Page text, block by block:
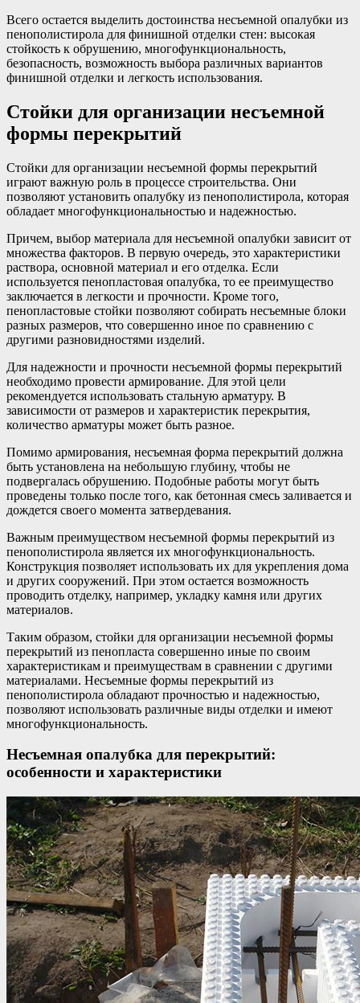
Всего остается выделить достоинства несъемной опалубки из
пенополистирола для финишной отделки стен: высокая
стойкость к обрушению, многофункциональность,
безопасность, возможность выбора различных вариантов
финишной отделки и легкость использования.
Стойки для организации несъемной
формы перекрытий
Стойки для организации несъемной формы перекрытий
играют важную роль в процессе строительства. Они
позволяют установить опалубку из пенополистирола, которая
обладает многофункциональностью и надежностью.
Причем, выбор материала для несъемной опалубки зависит от
множества факторов. В первую очередь, это характеристики
раствора, основной материал и его отделка. Если
используется пенопластовая опалубка, то ее преимущество
заключается в легкости и прочности. Кроме того,
пенопластовые стойки позволяют собирать несъемные блоки
разных размеров, что совершенно иное по сравнению с
другими разновидностями изделий.
Для надежности и прочности несъемной формы перекрытий
необходимо провести армирование. Для этой цели
рекомендуется использовать стальную арматуру. В
зависимости от размеров и характеристик перекрытия,
количество арматуры может быть разное.
Помимо армирования, несъемная форма перекрытий должна
быть установлена на небольшую глубину, чтобы не
подвергалась обрушению. Подобные работы могут быть
проведены только после того, как бетонная смесь заливается и
дождется своего момента затвердевания.
Важным преимуществом несъемной формы перекрытий из
пенополистирола является их многофункциональность.
Конструкция позволяет использовать их для укрепления дома
и других сооружений. При этом остается возможность
проводить отделку, например, укладку камня или других
материалов.
Таким образом, стойки для организации несъемной формы
перекрытий из пенопласта совершенно иные по своим
характеристикам и преимуществам в сравнении с другими
материалами. Несъемные формы перекрытий из
пенополистирола обладают прочностью и надежностью,
позволяют использовать различные виды отделки и имеют
многофункциональность.
Несъемная опалубка для перекрытий:
особенности и характеристики